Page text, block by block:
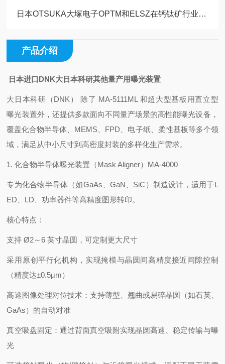
日本OTSUKA大塚电子OPTM和ELSZ在钙钛矿行业简介
产品介绍
日本进口DNK大日本科研其他量产用曝光装置
大日本科研（DNK）‌ 除了 MA-5111ML 和超大型基板用直立型
曝光装置外，还提供多款面向不同量产场景的高性能曝光设备，
覆盖化合物半导体、MEMS、FPD、电子纸、柔性基板等多个领
域，满足从中小尺寸到高密度封装的多样化生产需求。
1. ‌化合物半导体曝光装置（Mask Aligner）MA-4000‌
专为化合物半导体（如GaAs、GaN、SiC）制造设计，适用于L
ED、LD、功率器件等高精度图形转印。
‌核心特点‌：
支持 Ø2～6 英寸晶圆，可定制更大尺寸
采用‌原创平行化机构‌，实现掩模与晶圆间高精度接近间隙控制
（精度达±0.5μm）
‌高速图像处理对位技术‌：支持薄型、翘曲或易碎晶圆（如石英、
GaAs）的自动对准
‌真空吸盘固定‌：通过背面真空吸附实现晶圆高速、稳定传输与曝
光